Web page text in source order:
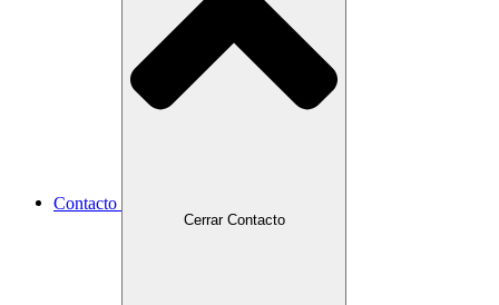
Contacto
Cerrar Contacto